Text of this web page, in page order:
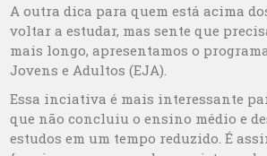
A outra dica para quem está acima
voltar a estudar, mas sente que
mais longo, apresentamos o
Jovens e Adultos (EJA).
Essa inciativa é mais interessante
que não concluiu o ensino médio e
estudos em um tempo reduzido. É